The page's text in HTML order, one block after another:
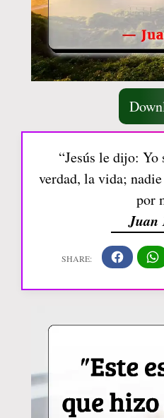
“Jesús le dijo:
verdad, la vida;
por
Juan